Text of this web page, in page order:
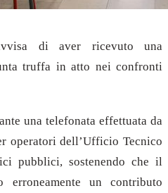
di aver ricevuto una
truffa in atto nei confronti
una telefonata effettuata da
operatori dell’Ufficio Tecnico
pubblici, sostenendo che il
erroneamente un contributo